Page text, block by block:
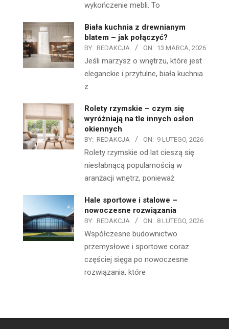
wykończenie mebli. To
Biała kuchnia z drewnianym
blatem – jak połączyć?
BY: REDAKCJA ON: 13 MARCA, 2026
Jeśli marzysz o wnętrzu, które jest
eleganckie i przytulne, biała kuchnia
z
Rolety rzymskie – czym się
wyróżniają na tle innych osłon
okiennych
BY: REDAKCJA ON: 9 LUTEGO, 2026
Rolety rzymskie od lat cieszą się
niesłabnącą popularnością w
aranżacji wnętrz, ponieważ
Hale sportowe i stalowe –
nowoczesne rozwiązania
BY: REDAKCJA ON: 8 LUTEGO, 2026
Współczesne budownictwo
przemysłowe i sportowe coraz
częściej sięga po nowoczesne
rozwiązania, które